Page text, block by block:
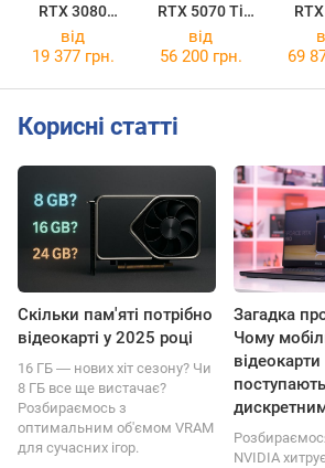
RTX 3080
GamingPro
RTX 5070 Ti
GamingPro-S
від
19 377 грн.
від
56 200 грн.
69
Корисні статті
Скільки пам'яті потрібно
відеокарті у 2025 році
16 ГБ ― нових хіт сезону? Чи
8 ГБ все ще вистачає?
Розбираємось з
оптимальним об'ємом VRAM
для сучасних ігор.
Загадка
Чому
відеокарти
NVIDIA